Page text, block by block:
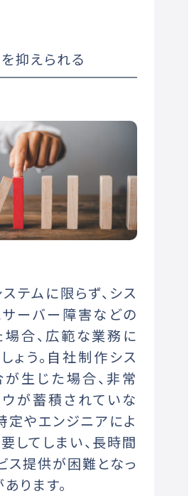
抑えられる
テムに限らず、シス
ーバー障害などの
合、広範な業務に
ょう。自社制作シス
生じた場合、非常
が蓄積されていな
定やエンジニアによ
してしまい、長時間
ス提供が困難となっ
ります。